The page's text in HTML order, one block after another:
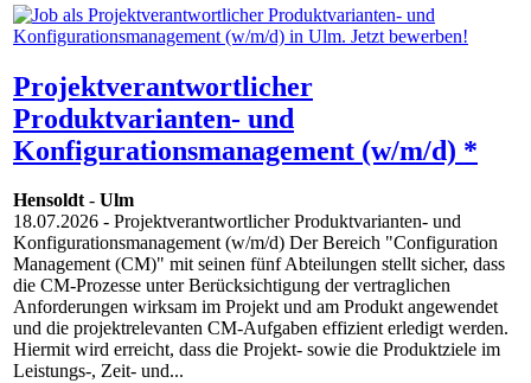
Projektverantwortlicher
Produktvarianten- und
Konfigurationsmanagement (w/m/d) *
Hensoldt- Ulm
18.07.2026 - Projektverantwortlicher Produktvarianten- und
Konfigurationsmanagement (w/m/d) Der Bereich "Configuration
Management (CM)" mit seinen fünf Abteilungen stellt sicher, dass
die CM-Prozesse unter Berücksichtigung der vertraglichen
Anforderungen wirksam im Projekt und am Produkt angewendet
und die projektrelevanten CM-Aufgaben effizient erledigt werden.
Hiermit wird erreicht, dass die Projekt- sowie die Produktziele im
Leistungs-, Zeit- und...